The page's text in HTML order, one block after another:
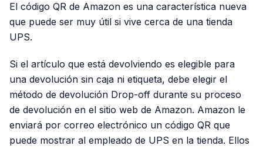
El código QR de Amazon es una característica nueva
que puede ser muy útil si vive cerca de una tienda
UPS.
Si el artículo que está devolviendo es elegible para
una devolución sin caja ni etiqueta, debe elegir el
método de devolución Drop-off durante su proceso
de devolución en el sitio web de Amazon. Amazon le
enviará por correo electrónico un código QR que
puede mostrar al empleado de UPS en la tienda. Ellos